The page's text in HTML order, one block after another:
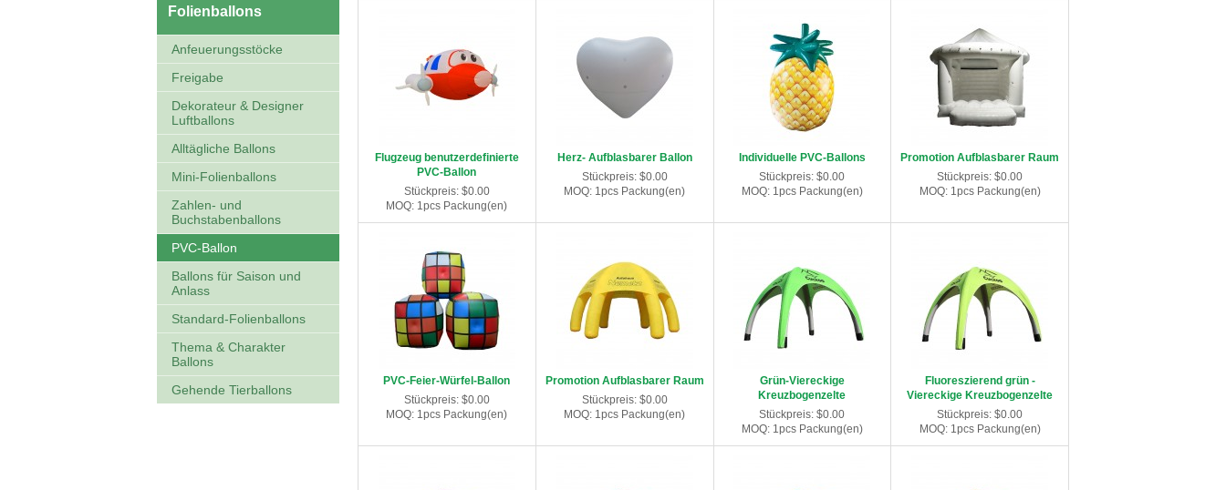
Folienballons
Anfeuerungsstöcke
Freigabe
Dekorateur & Designer
Luftballons
Alltägliche Ballons
Mini-Folienballons
Zahlen- und
Buchstabenballons
PVC-Ballon
Ballons für Saison und
Anlass
Standard-Folienballons
Thema & Charakter
Ballons
Gehende Tierballons
Flugzeug benutzerdefinierte
PVC-Ballon
Stückpreis: $0.00
MOQ: 1pcs Packung(en)
Herz- Aufblasbarer Ballon
Stückpreis: $0.00
MOQ: 1pcs Packung(en)
Individuelle PVC-Ballons
Stückpreis: $0.00
MOQ: 1pcs Packung(en)
Promotion Aufblasbarer Raum
Stückpreis: $0.00
MOQ: 1pcs Packung(en)
PVC-Feier-Würfel-Ballon
Stückpreis: $0.00
MOQ: 1pcs Packung(en)
Promotion Aufblasbarer Raum
Stückpreis: $0.00
MOQ: 1pcs Packung(en)
Grün-Viereckige
Kreuzbogenzelte
Stückpreis: $0.00
MOQ: 1pcs Packung(en)
Fluoreszierend grün -
Viereckige Kreuzbogenzelte
Stückpreis: $0.00
MOQ: 1pcs Packung(en)